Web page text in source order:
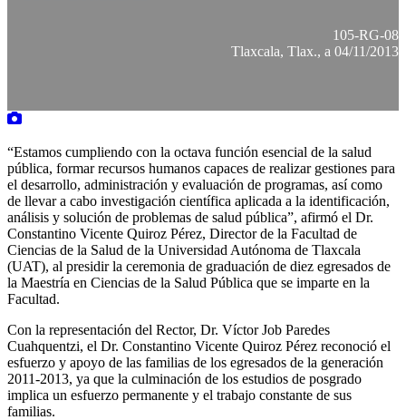
105-RG-08
Tlaxcala, Tlax., a 04/11/2013
“Estamos cumpliendo con la octava función esencial de la salud
pública, formar recursos humanos capaces de realizar gestiones para
el desarrollo, administración y evaluación de programas, así como
de llevar a cabo investigación científica aplicada a la identificación,
análisis y solución de problemas de salud pública”, afirmó el Dr.
Constantino Vicente Quiroz Pérez, Director de la Facultad de
Ciencias de la Salud de la Universidad Autónoma de Tlaxcala
(UAT), al presidir la ceremonia de graduación de diez egresados de
la Maestría en Ciencias de la Salud Pública que se imparte en la
Facultad.
Con la representación del Rector, Dr. Víctor Job Paredes
Cuahquentzi, el Dr. Constantino Vicente Quiroz Pérez reconoció el
esfuerzo y apoyo de las familias de los egresados de la generación
2011-2013, ya que la culminación de los estudios de posgrado
implica un esfuerzo permanente y el trabajo constante de sus
familias.